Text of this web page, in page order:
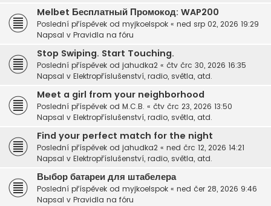
Melbet Бесплатный Промокод: WAP200
Poslední příspěvek od myjkoelspok « ned srp 02, 2026 19:29
Napsal v Pravidla na fóru
Stop Swiping. Start Touching.
Poslední příspěvek od jahudka2 « čtv črc 30, 2026 16:35
Napsal v Elektropříslušenství, radio, světla, atd.
Meet a girl from your neighborhood
Poslední příspěvek od M.C.B. « čtv črc 23, 2026 13:50
Napsal v Elektropříslušenství, radio, světla, atd.
Find your perfect match for the night
Poslední příspěvek od jahudka2 « ned črc 12, 2026 14:21
Napsal v Elektropříslušenství, radio, světla, atd.
Выбор батареи для штабелера
Poslední příspěvek od myjkoelspok « ned čer 28, 2026 9:46
Napsal v Pravidla na fóru